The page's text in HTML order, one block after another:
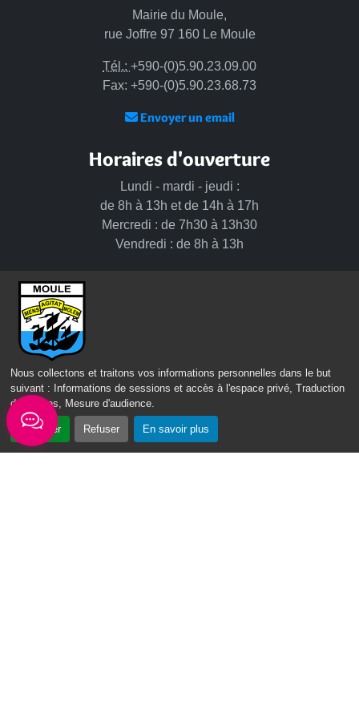
Nous collectons et traitons vos informations personnelles dans le but
suivant :
Informations de sessions et accès à l'espace privé, Traduction
des pages, Mesure d'audience.
Accepter Refuser En savoir plus
Mairie du Moule,
rue Joffre 97 160 Le Moule
Tél.: +590-(0)5.90.23.09.00
Fax: +590-(0)5.90.23.68.73
Envoyer un email
Horaires d'ouverture
Lundi - mardi - jeudi :
de 8h à 13h et de 14h à 17h
Mercredi : de 7h30 à 13h30
Vendredi : de 8h à 13h
Communauté d’agglomération du Nord Grande-Terre
Portail des Médiathèques Nord Guadeloupe